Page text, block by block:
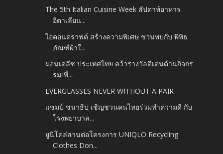
The 5th Italian Cuisine Week สัปดาห์อาหาร
อิตาเลียน...
ไอคอนคราฟต์ สร้างความพิเศษ ชวนพบกับ พิพิธ
ภัณฑ์ผ้าใ...
มอนเดลีซ ประเทศไทย คว้ารางวัลดีเด่นด้านกิจกร
รมเพื่...
EVERGLASSES NEVER WITHOUT A PAIR
แชมป์ ชนาธิป เชิญชวนคนไทยร่วมทำความดี กับ
โรงพยาบาล...
ยูนิโคล่สานต่อโครงการ UNIQLO Recycling
Clothes Don...